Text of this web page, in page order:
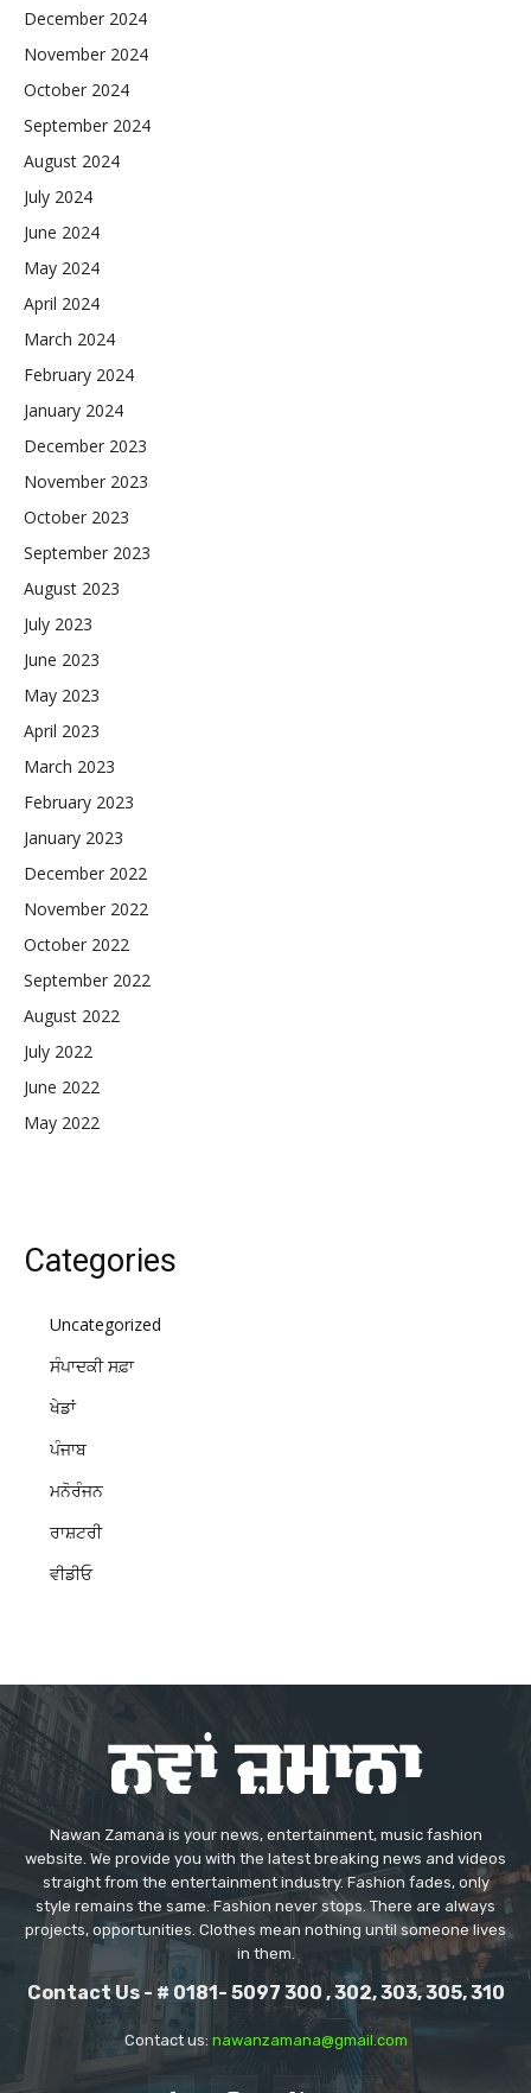
December 2024
November 2024
October 2024
September 2024
August 2024
July 2024
June 2024
May 2024
April 2024
March 2024
February 2024
January 2024
December 2023
November 2023
October 2023
September 2023
August 2023
July 2023
June 2023
May 2023
April 2023
March 2023
February 2023
January 2023
December 2022
November 2022
October 2022
September 2022
August 2022
July 2022
June 2022
May 2022
Categories
Uncategorized
ਸੰਪਾਦਕੀ ਸਫ਼ਾ
ਖੇਡਾਂ
ਪੰਜਾਬ
ਮਨੋਰੰਜਨ
ਰਾਸ਼ਟਰੀ
ਵੀਡੀਓ
Nawan Zamana is your news, entertainment, music fashion
website. We provide you with the latest breaking news and videos
straight from the entertainment industry. Fashion fades, only
style remains the same. Fashion never stops. There are always
projects, opportunities. Clothes mean nothing until someone lives
in them.
Contact Us - # 0181- 5097 300 , 302, 303, 305, 310
Contact us: nawanzamana@gmail.com